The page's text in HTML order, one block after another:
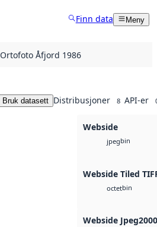
Finn data Meny
Ortofoto Åfjord 1986
Bruk datasett Distribusjoner 8 API-er
Webside
jpegbin
Webside Tiled
octetbin
Webside Jpeg2000